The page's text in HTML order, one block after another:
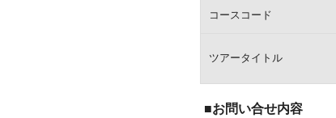
コースコード
ツアータイトル
■お問い合せ内容